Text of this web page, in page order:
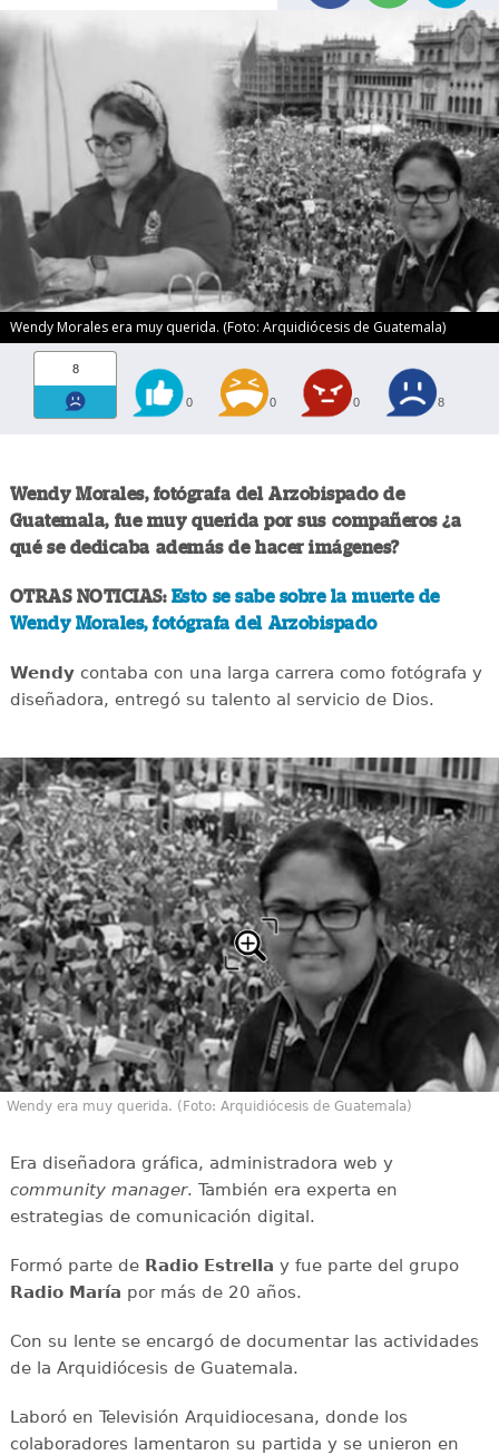
Wendy Morales era muy querida. (Foto: Arquidiócesis de Guatemala)
8
0 0 0 8
Wendy Morales, fotógrafa del Arzobispado de
Guatemala, fue muy querida por sus compañeros ¿a
qué se dedicaba además de hacer imágenes?
OTRAS NOTICIAS: Esto se sabe sobre la muerte de
Wendy Morales, fotógrafa del Arzobispado
Wendycontaba con una larga carrera como fotógrafa y
diseñadora, entregó su talento al servicio de Dios.
Wendy era muy querida. (Foto: Arquidiócesis de Guatemala)
Era diseñadora gráfica, administradora web y
community manager. También era experta en
estrategias de comunicación digital.
Formó parte de Radio Estrella y fue parte del grupo
Radio María por más de 20 años.
Con su lente se encargó de documentar las actividades
de la Arquidiócesis de Guatemala.
Laboró en Televisión Arquidiocesana, donde los
colaboradores lamentaron su partida y se unieron en